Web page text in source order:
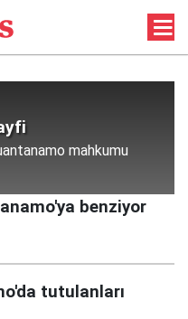
mahkumu
benziyor
tutulanları